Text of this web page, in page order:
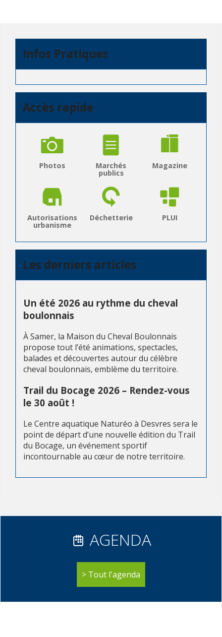
Infos Pratiques
Accès rapide
Photos Marchés
publics
Magazine
Autorisations
urbanisme
Déchetterie PLUI
Les derniers articles
Un été 2026 au rythme du cheval
boulonnais
À Samer, la Maison du Cheval Boulonnais
propose tout l’été animations, spectacles,
balades et découvertes autour du célèbre
cheval boulonnais, emblème du territoire.
Trail du Bocage 2026 – Rendez-vous
le 30 août !
Le Centre aquatique Naturéo à Desvres sera le
point de départ d’une nouvelle édition du Trail
du Bocage, un événement sportif
incontournable au cœur de notre territoire.
AGENDA
Tout l'agenda